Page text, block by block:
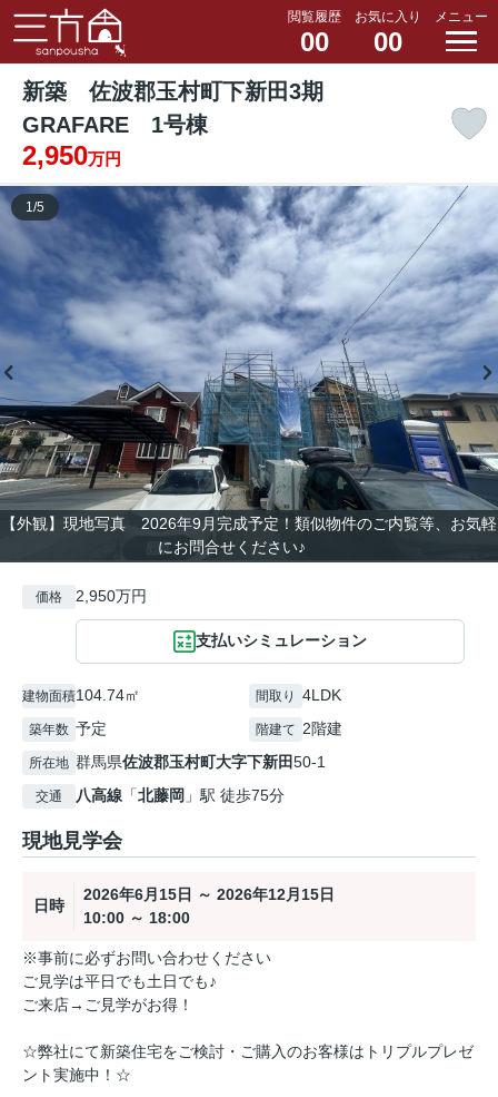
閲覧履歴
00
お気に入り
00
メニュー
新築 佐波郡玉村町下新田3期
GRAFARE 1号棟
2,950万円
【外観】現地写真 2026年9月完成予定！類似物件のご内覧等、お気軽
にお問合せください♪
1/5
価格 2,950万円
支払いシミュレーション
建物面積104.74㎡ 間取り 4LDK
築年数 予定 階建て 2階建
所在地 群馬県佐波郡玉村町大字下新田50-1
交通 八高線 「北藤岡 」駅 徒歩75分
現地見学会
日時
2026年6月15日 ～ 2026年12月15日
10:00 ～ 18:00
※事前に必ずお問い合わせください
ご見学は平日でも土日でも♪
ご来店→ご見学がお得！
☆弊社にて新築住宅をご検討・ご購入のお客様はトリプルプレゼ
ント実施中！☆